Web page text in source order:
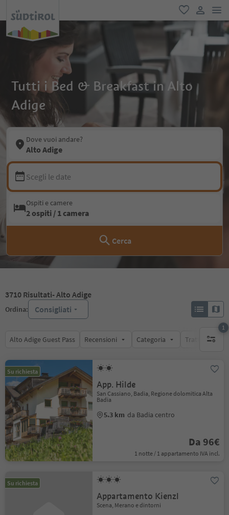
favoriti
user link
Tutti i Bed & Breakfast in Alto
Adige
Dove vuoi andare?
Alto Adige
Scegli le date
Ospiti e camere
2 ospiti / 1 camera
Cerca
3710 Risultati- Alto Adige
Ordina: Consigliati
Alto Adige Guest Pass Recensioni Categoria Trattamento
1
1 filtro
Su richiesta
App. Hilde
San Cassiano, Badia, Regione dolomitica Alta
Badia
5.3 km da Badia centro
Da 96€
1 notte / 1 appartamento IVA incl.
Su richiesta
Appartamento Kienzl
Scena, Merano e dintorni